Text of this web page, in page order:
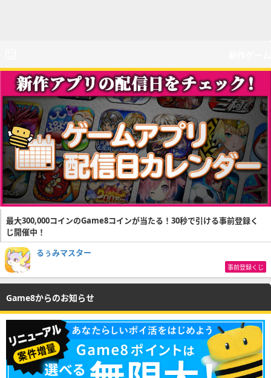
最大300,000コインのGame8コインが当たる！30秒で引ける事前登録く
じ開催中！
るぅみマスター
事前登録くじ
Game8からのお知らせ